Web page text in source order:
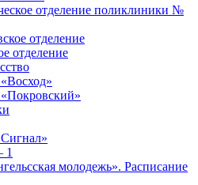
отделение поликлиники №
отделение
отделение
1
молодежь». Расписание